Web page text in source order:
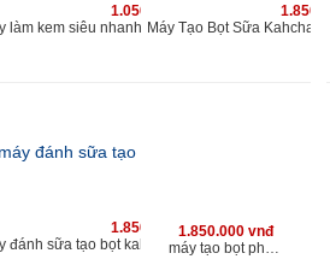
vnđ
nghiệp cho quán
1.050.000 vnđ
vnđ
1.850.000 vnđ1.850.000 vnđ
máy tạo bọt pha matcha sữa và trà sữa matcha